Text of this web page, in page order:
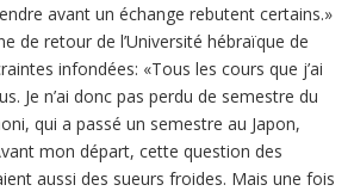
avant un échange rebutent certains.»
de retour de l’Université hébraïque de
infondées: «Tous les cours que j’ai
Je n’ai donc pas perdu de semestre du
qui a passé un semestre au Japon,
mon départ, cette question des
aussi des sueurs froides. Mais une fois